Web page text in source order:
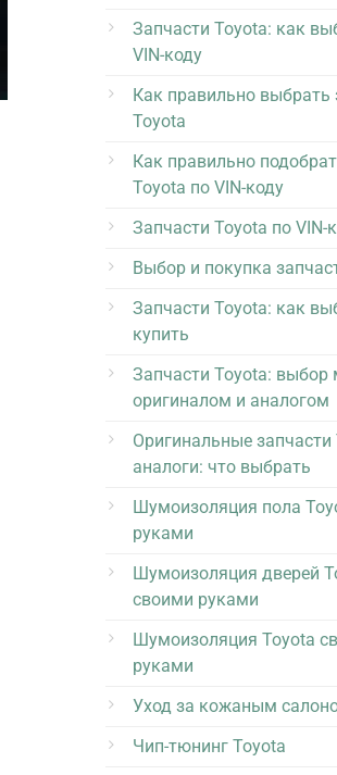
Запчасти Toyota: как
VIN-коду
Как правильно выбрать
Toyota
Как правильно
Toyota по VIN-коду
Запчасти Toyota по VIN-
Выбор и покупка
Запчасти Toyota: как
купить
Запчасти Toyota: выбор
оригиналом и аналогом
Оригинальные запчасти
аналоги: что выбрать
Шумоизоляция пола
руками
Шумоизоляция дверей
своими руками
Шумоизоляция Toyota
руками
Уход за кожаным
Чип-тюнинг Toyota